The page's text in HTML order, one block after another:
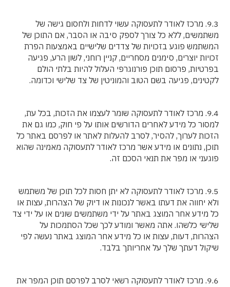
9.3. מרכז לאודר לתעסוקה עשוי לדחות ולחסום גישה של
משתמשים, ללא כל צורך לספק סיבה או הסבר, אם התוכן של
המשתמש פוגע בזכויות של צדדים שלישיים באמצעות הפרת
זכויות יוצרים, סימנים מסחריים, קניין רוחני, לשון הרע, פגיעה
בפרטיות, פרסום תוכן פורנוגרפי העלול להיות בלתי הולם
לקטינים, פגיעה בשם הטוב והמוניטין של צד שלישי וכדומה.
9.4. מרכז לאודר לתעסוקה שומר לעצמו את הזכות, בכל עת,
למסור כל מידע לאחרים הדורשים אותו על פי חוק, כמו גם את
הזכות לערוך, להסיר, לסרב להעלות לאתר או לפרסם באתר כל
תוכן, נתונים או מידע אשר מרכז לאודר לתעסוקה מאמינה שהוא
פוגעני או מפר את תנאי הסכם זה.
9.5. מרכז לאודר לתעסוקה לא יתן חסות לכל תוכן של משתמש
ולא יחווה את דעתו באשר לנכונות או דיוק של הצהרות, עצות או
כל מידע אחר המוצג באתר על ידי משתמשים שונים או על ידי צד
שלישי כלשהו. אתה מאשר ומודע לכך שכל הסתמכות על
הצהרות, דעות, עצות או כל מידע אחר המוצג באתר נעשה לפי
שיקול דעתך שלך על אחריותך בלבד.
9.6. מרכז לאודר לתעסוקה רשאי לסרב לפרסם תוכן המפר את